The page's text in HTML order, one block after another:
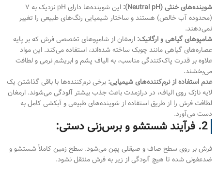
شوینده‌های خنثی (Neutral pH):
این شوینده‌ها دارای pH نزدیک به ۷
(محدوده آب خالص) هستند و ساختار شیمیایی رنگ‌های طبیعی را تغییر
نمی‌دهند.
شامپوهای گیاهی و ارگانیک: ارمغان از شامپوهای تخصصی فرش که بر پایه
عصاره‌های گیاهی مانند چوبک ساخته شده‌اند، استفاده می‌کند. این مواد
علاوه بر قدرت پاک‌کنندگی مناسب، به الیاف پشم و ابریشم نرمی و لطافت
می‌بخشند.
عدم استفاده از نرم‌کننده‌های شیمیایی: برخی نرم‌کننده‌ها با باقی گذاشتن یک
لایه نازک روی الیاف، در درازمدت باعث جذب بیشتر آلودگی می‌شوند. ارمغان
لطافت فرش را از طریق استفاده از شوینده‌های طبیعی و آبکشی کامل به
دست می‌آورد.
2. فرآیند شستشو و برس‌زنی دستی:
فرش بر روی سطح صاف و صیقلی پهن می‌شود. سطح زمین کاملاً شستشو و
ضدعفونی شده تا هیچ آلودگی از زیر به فرش منتقل نشود.